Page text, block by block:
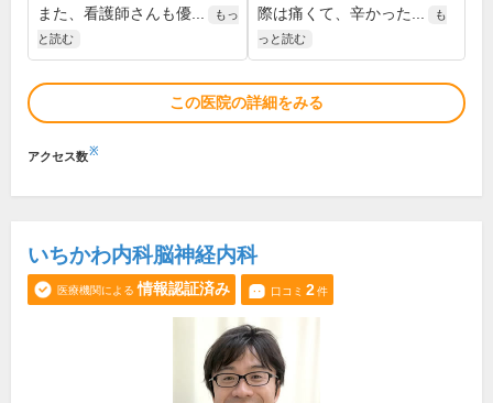
また、看護師さんも優...
もっ
と読む
際は痛くて、辛かった...
も
っと読む
この医院の詳細をみる
アクセス数※
いちかわ内科脳神経内科
医療機関による 情報認証済み 口コミ 2件